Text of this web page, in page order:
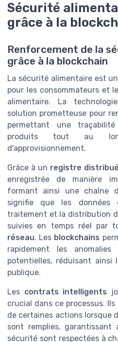
Sécurité
grâce à la
Renforcement de la
grâce à la blockchain
La sécurité alimentaire est
pour les consommateurs et
alimentaire. La
solution prometteuse pour
permettant une
produits tout au
d'approvisionnement.
Grâce à un registre distribué
enregistrée de manière
formant ainsi une chaîne
signifie que les données
traitement et la distribution
suivies en temps réel par
réseau. Les blockchains
rapidement les
potentielles, réduisant ainsi
publique.
Les contrats intelligents
crucial dans ce processus.
de certaines actions lorsque
sont remplies, garantissant
sécurité sont respectées à